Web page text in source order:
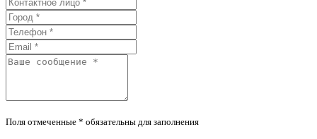
Поля отмеченные * обязательны для заполнения